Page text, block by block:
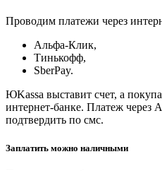
Проводим платежи через
Альфа-Клик,
Тинькофф,
SberPay.
ЮKassa выставит счет, а
интернет-банке. Платеж
подтвердить по смс.
Заплатить можно наличными